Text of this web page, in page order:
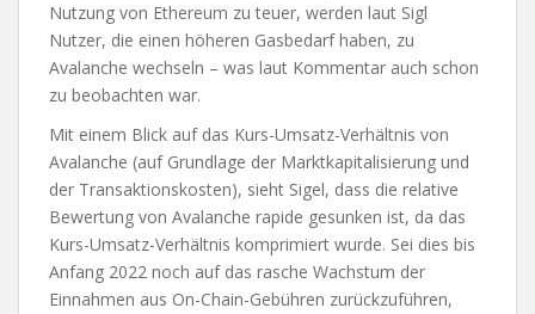
Nutzung von Ethereum zu teuer, werden laut Sigl
Nutzer, die einen höheren Gasbedarf haben, zu
Avalanche wechseln – was laut Kommentar auch schon
zu beobachten war.
Mit einem Blick auf das Kurs-Umsatz-Verhältnis von
Avalanche (auf Grundlage der Marktkapitalisierung und
der Transaktionskosten), sieht Sigel, dass die relative
Bewertung von Avalanche rapide gesunken ist, da das
Kurs-Umsatz-Verhältnis komprimiert wurde. Sei dies bis
Anfang 2022 noch auf das rasche Wachstum der
Einnahmen aus On-Chain-Gebühren zurückzuführen,